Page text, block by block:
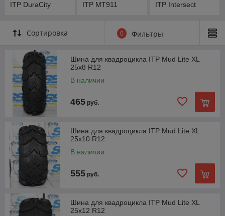
ITP DuraCity ITP MT911 ITP Intersect
Сортировка 0 Фильтры
Шина для квадроцикла ITP Mud Lite XL
25x8 R12
В наличии
465 руб.
Шина для квадроцикла ITP Mud Lite XL
25x10 R12
В наличии
555 руб.
Шина для квадроцикла ITP Mud Lite XL
25x12 R12